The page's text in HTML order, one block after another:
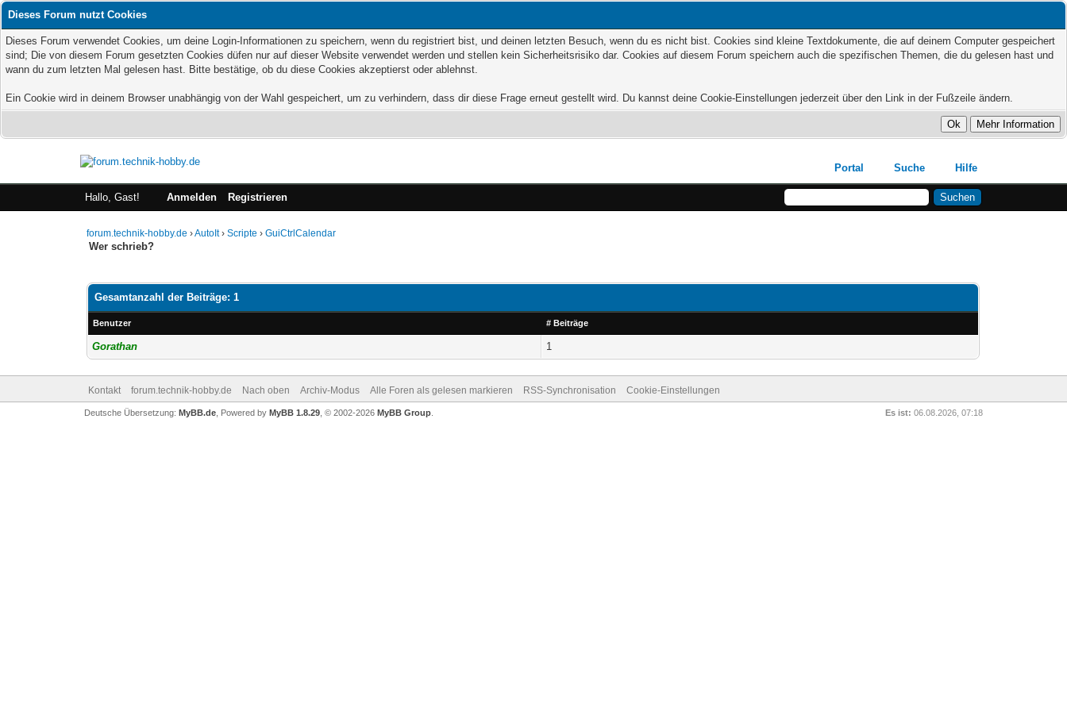
Dieses Forum nutzt Cookies
Dieses Forum verwendet Cookies, um deine Login-Informationen zu speichern, wenn du registriert bist, und deinen letzten Besuch, wenn du es nicht bist. Cookies sind kleine Textdokumente, die auf deinem Computer gespeichert
sind; Die von diesem Forum gesetzten Cookies düfen nur auf dieser Website verwendet werden und stellen kein Sicherheitsrisiko dar. Cookies auf diesem Forum speichern auch die spezifischen Themen, die du gelesen hast und
wann du zum letzten Mal gelesen hast. Bitte bestätige, ob du diese Cookies akzeptierst oder ablehnst.
Ein Cookie wird in deinem Browser unabhängig von der Wahl gespeichert, um zu verhindern, dass dir diese Frage erneut gestellt wird. Du kannst deine Cookie-Einstellungen jederzeit über den Link in der Fußzeile ändern.
Portal Suche Hilfe
Hallo, Gast! Anmelden Registrieren
forum.technik-hobby.de ›AutoIt›Scripte ›GuiCtrlCalendar
Wer schrieb?
Gesamtanzahl der Beiträge: 1
Benutzer # Beiträge
Gorathan 1
Kontakt forum.technik-hobby.de Nach oben Archiv-Modus Alle Foren als gelesen markieren RSS-Synchronisation Cookie-Einstellungen
Es ist: 06.08.2026, 07:18
Deutsche Übersetzung: MyBB.de, Powered by MyBB 1.8.29, © 2002-2026 MyBB Group.